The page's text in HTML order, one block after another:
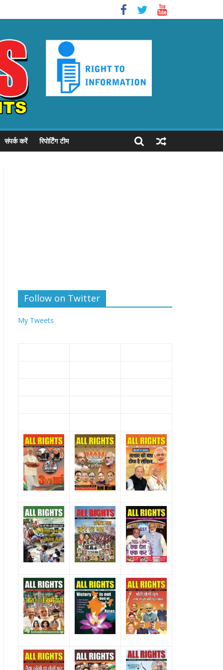
संपर्क करें रिपोर्टिंग टीम
Follow on Twitter
My Tweets